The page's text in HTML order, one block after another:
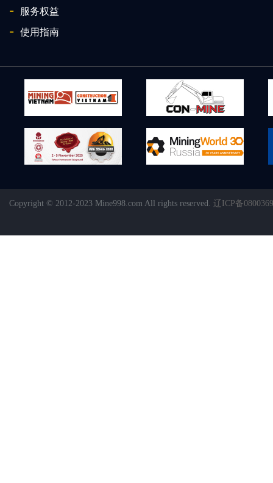
- 服务权益
- 使用指南
Copyright © 2012-2023 Mine998.com All rights reserved. 辽ICP备